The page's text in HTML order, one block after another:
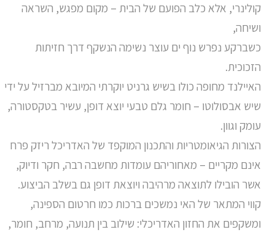
קולינרי, אלא כלב הפועם של הבית – מקום מפגש, השראה
ושיחה,
כשברקע נפרש נוף ים עוצר נשימה הנשקף דרך חזיתות
הזכוכית.
האיילנד מחופה כולו בשיש גרניט יוקרתי המיובא מברזיל על ידי
שיש אבסולוטו – חומר גלם טבעי יוצא דופן, עשיר בטקסטורה,
עומק וגוון.
הצורות הגיאומטריות והתכנון המוקפד של האדריכל ריזק פרח
אינם מקריים – מאחוריהם עומדות מחשבה רבה, חקר ודיוק,
אשר הובילו לתוצאה מרהיבה ויוצאת דופן גם בשלב הביצוע.
קווי המתאר של האי נמשכים ברכות כמו חרטום הספינה,
ומשקפים את החזון האדריכלי: שילוב בין תנועה, מרחב, חומר,